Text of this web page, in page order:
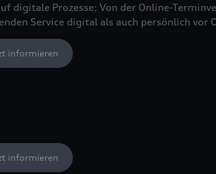
digitale Prozesse: Von der Online-
Service digital als auch persönlich vor
informieren
informieren